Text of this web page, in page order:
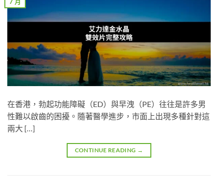
7 月
在香港，勃起功能障礙（ED）與早洩（PE）往往是許多男
性難以啟齒的困擾。隨著醫學進步，市面上出現多種針對這
兩大 […]
CONTINUE READING →